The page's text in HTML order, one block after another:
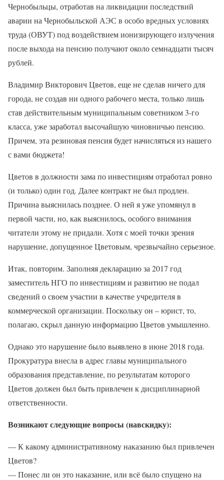
Чернобыльцы, отработав на ликвидации последствий
аварии на Чернобыльской АЭС в особо вредных условиях
труда (ОВУТ) под воздействием ионизирующего излучения
после выхода на пенсию получают около семнадцати тысяч
рублей.
Владимир Викторович Цветов, еще не сделав ничего для
города, не создав ни одного рабочего места, только лишь
став действительным муниципальным советником 3-го
класса, уже заработал высочайшую чиновничью пенсию.
Причем, эта резиновая пенсия будет начисляться из нашего
с вами бюджета!
Цветов в должности зама по инвестициям отработал ровно
(и только) один год. Далее контракт не был продлен.
Причина выяснилась позднее. О ней я уже упомянул в
первой части, но, как выяснилось, особого внимания
читатели этому не придали. Хотя с моей точки зрения
нарушение, допущенное Цветовым, чрезвычайно серьезное.
Итак, повторим. Заполняя декларацию за 2017 год
заместитель НГО по инвестициям и развитию не подал
сведений о своем участии в качестве учредителя в
коммерческой организации. Поскольку он – юрист, то,
полагаю, скрыл данную информацию Цветов умышленно.
Однако это нарушение было выявлено в июне 2018 года.
Прокуратура внесла в адрес главы муниципального
образования представление, по результатам которого
Цветов должен был быть привлечен к дисциплинарной
ответственности.
Возникают следующие вопросы (навскидку):
— К какому административному наказанию был привлечен
Цветов?
— Понес ли он это наказание, или всё было спущено на